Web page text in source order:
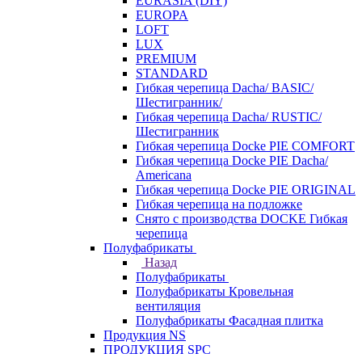
EUROPA
LOFT
LUX
PREMIUM
STANDARD
Гибкая черепица Dacha/ BASIC/
Шестигранник/
Гибкая черепица Dacha/ RUSTIC/
Шестигранник
Гибкая черепица Docke PIE COMFORT
Гибкая черепица Docke PIE Dacha/
Americana
Гибкая черепица Docke PIE ОRIGINАL
Гибкая черепица на подложке
Снято с производства DOCKE Гибкая
черепица
Полуфабрикаты
Назад
Полуфабрикаты
Полуфабрикаты Кровельная
вентиляция
Полуфабрикаты Фасадная плитка
Продукция NS
ПРОДУКЦИЯ SPC